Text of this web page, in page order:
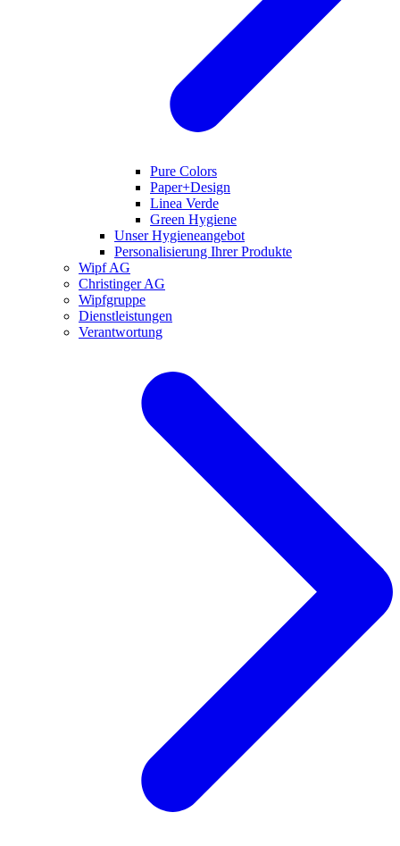
Pure Colors
Paper+Design
Linea Verde
Green Hygiene
Unser Hygieneangebot
Personalisierung Ihrer Produkte
Wipf AG
Christinger AG
Wipfgruppe
Dienstleistungen
Verantwortung